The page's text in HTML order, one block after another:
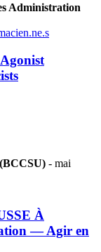
Administration
- mai
À
— Agir en